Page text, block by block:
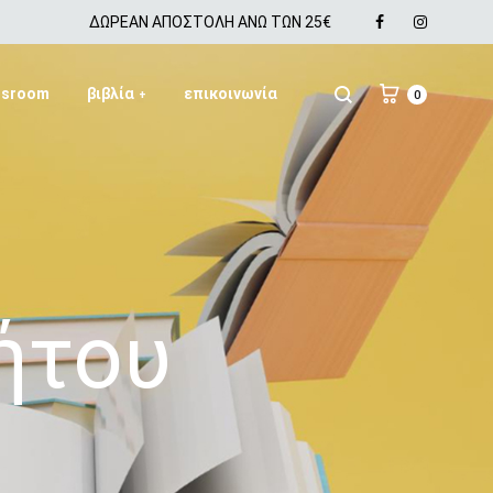
ΔΩΡΕΑΝ ΑΠΟΣΤΟΛΗ ΑΝΩ ΤΩΝ 25€ Facebook
βιβλία + επικοινωνία
Accessories
Footwear
Sweatshirt
0